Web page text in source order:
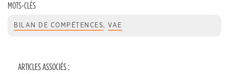
MOTS-CLÉS
BILAN DE COMPÉTENCES, VAE
ARTICLES ASSOCIÉS :